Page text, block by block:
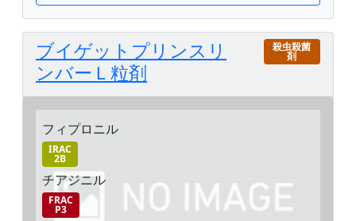
ブイゲットプリンスリ
ンバーＬ粒剤
殺虫殺菌
剤
フィプロニル
IRAC
2B
チアジニル
FRAC
P3